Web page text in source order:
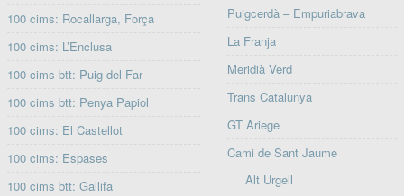
100 cims: Rocallarga, Força
100 cims: L’Enclusa
100 cims btt: Puig del Far
100 cims btt: Penya Papiol
100 cims: El Castellot
100 cims: Espases
100 cims btt: Gallifa
Puigcerdà – Empuriabrava
La Franja
Meridià Verd
Trans Catalunya
GT Ariege
Cami de Sant Jaume
Alt Urgell